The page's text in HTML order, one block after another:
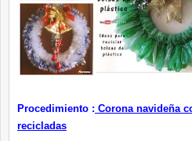
Procedimiento : Corona navideña
recicladas